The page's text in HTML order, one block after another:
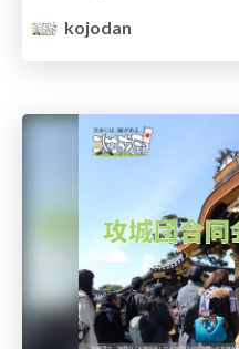
kojodan